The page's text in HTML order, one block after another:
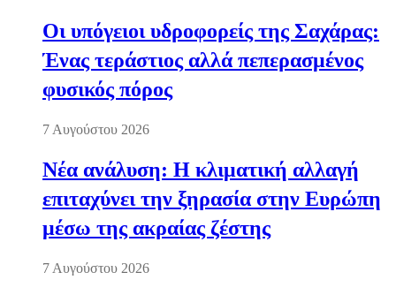
Οι υπόγειοι υδροφορείς της Σαχάρας:
Ένας τεράστιος αλλά πεπερασμένος
φυσικός πόρος
7 Αυγούστου 2026
Νέα ανάλυση: Η κλιματική αλλαγή
επιταχύνει την ξηρασία στην Ευρώπη
μέσω της ακραίας ζέστης
7 Αυγούστου 2026